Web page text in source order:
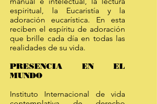
espiritual, la Eucaristía y la
adoración eucarística. En esta
reciben el espíritu de adoración
que brille cada día en todas las
realidades de su vida.
PRESENCIA EN EL
MUNDO
Instituto Internacional de vida